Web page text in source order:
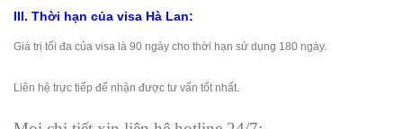
III. Thời hạn của visa Hà Lan:
Giá trị tối đa của visa là 90 ngày cho thời hạn sử dụng 180 ngày.
Liên hệ trực tiếp để nhận được tư vấn tốt nhất.